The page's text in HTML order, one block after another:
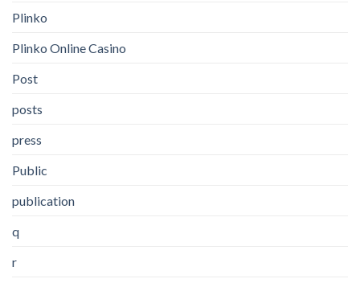
Plinko
Plinko Online Casino
Post
posts
press
Public
publication
q
r